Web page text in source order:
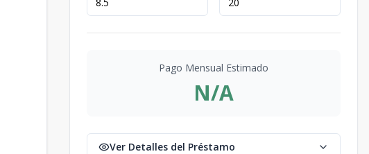
Pago Mensual Estimado
N/A
Ver Detalles del Préstamo